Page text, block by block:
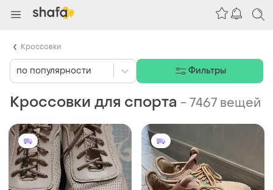
Кроссовки для спорта -7467 вещей
по популярности Фильтры
Кроссовки